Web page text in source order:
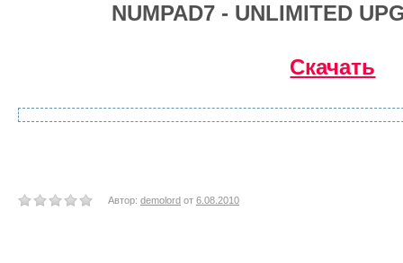
NUMPAD7 - UNLIMITED
Скачать
Автор: demolord от 6.08.2010